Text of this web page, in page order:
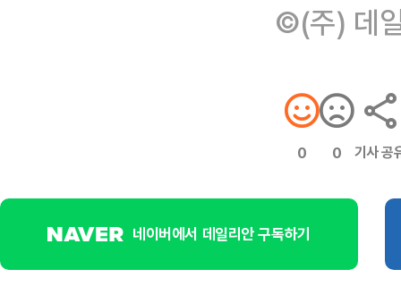
©(주) 데
0 0 기사 공
네이버에서 데일리안 구독하기